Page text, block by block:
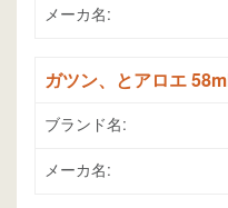
メーカ名:
ガツン、とアロエ
ブランド名:
メーカ名: